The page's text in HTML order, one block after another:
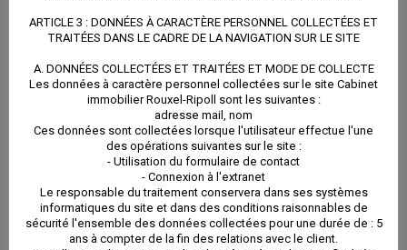
Investisseurs à Balaruc
les Bains ?
Si vous êtes un investisseur, vous trouverez à Balaruc
les Bains un rendement inégalable ailleurs dans la
région.
ARTICLE 3 : DONNÉES À CARACTÈRE PERSONNEL COLLECTÉES ET
TRAITÉES DANS LE CADRE DE LA NAVIGATION SUR LE SITE
A. DONNÉES COLLECTÉES ET TRAITÉES ET MODE DE COLLECTE
Les données à caractère personnel collectées sur le site Cabinet
immobilier Rouxel-Ripoll sont les suivantes :
adresse mail, nom
Ces données sont collectées lorsque l'utilisateur effectue l'une
des opérations suivantes sur le site :
- Utilisation du formulaire de contact
- Connexion à l'extranet
Le responsable du traitement conservera dans ses systèmes
informatiques du site et dans des conditions raisonnables de
sécurité l'ensemble des données collectées pour une durée de : 5
ans à compter de la fin des relations avec le client.